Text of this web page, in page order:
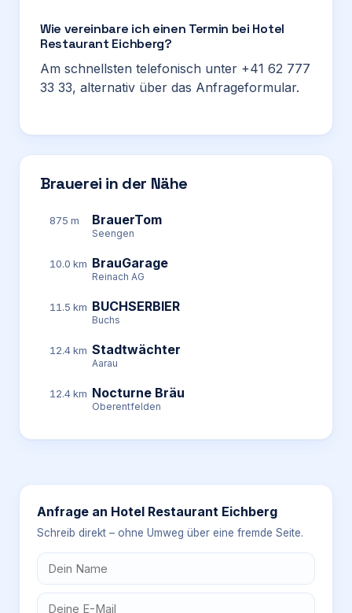
Wie vereinbare ich einen Termin bei Hotel
Restaurant Eichberg?
Am schnellsten telefonisch unter +41 62 777
33 33, alternativ über das Anfrageformular.
Brauerei in der Nähe
875 m BrauerTom
Seengen
10.0 km BrauGarage
Reinach AG
11.5 km BUCHSERBIER
Buchs
12.4 km Stadtwächter
Aarau
12.4 km Nocturne Bräu
Oberentfelden
Anfrage an Hotel Restaurant Eichberg
Schreib direkt – ohne Umweg über eine fremde Seite.